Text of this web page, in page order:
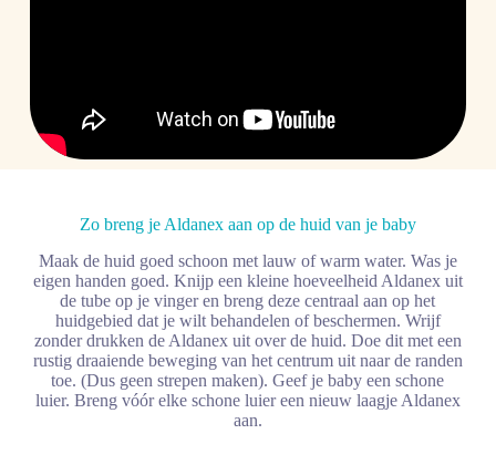
Zo breng je Aldanex aan op de huid van je baby
Maak de huid goed schoon met lauw of warm water. Was je
eigen handen goed. Knijp een kleine hoeveelheid Aldanex uit
de tube op je vinger en breng deze centraal aan op het
huidgebied dat je wilt behandelen of beschermen. Wrijf
zonder drukken de Aldanex uit over de huid. Doe dit met een
rustig draaiende beweging van het centrum uit naar de randen
toe. (Dus geen strepen maken). Geef je baby een schone
luier. Breng vóór elke schone luier een nieuw laagje Aldanex
aan.